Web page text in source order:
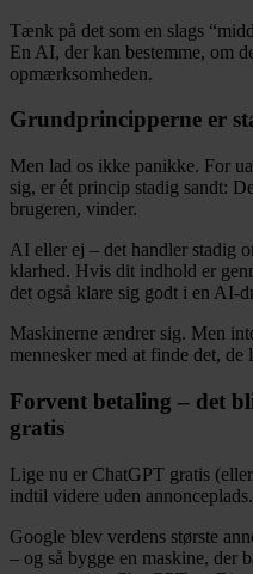
Tænk på det som en slags
En AI, der kan bestemme, om
opmærksomheden.
Grundprincipperne er
Men lad os ikke panikke. For
sig, er ét princip stadig sandt:
brugeren, vinder.
AI eller ej – det handler stadig
klarhed. Hvis dit indhold er
det også klare sig godt i en AI-
Maskinerne ændrer sig. Men
mennesker med at finde det, de
Forvent betaling – det
gratis
Lige nu er ChatGPT gratis
indtil videre uden
Google blev verdens største
– og så bygge en maskine, der